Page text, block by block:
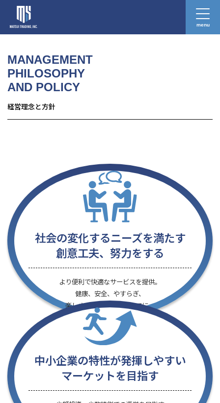
menu
働く人の安全と健康に貢献する
MANAGEMENT
PHILOSOPHY
AND POLICY
経営理念と方針
社会の変化するニーズを満たす
創意工夫、努力をする
より便利で快適なサービスを提供。
健康、安全、やすらぎ、
楽しさ、環境貢献をテーマに。
中小企業の特性が発揮しやすい
マーケットを目指す